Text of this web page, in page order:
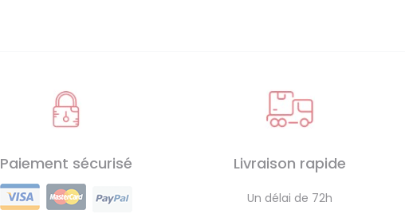
Paiement sécurisé Livraison rapide
Un délai de 72h